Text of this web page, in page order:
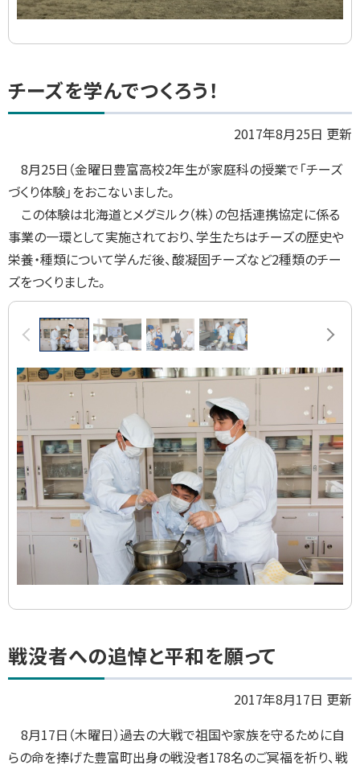
ト
ッ
る
チーズを学んでつくろう！
2017年8月25日 更新
8月25日（金曜日豊富高校2年生が家庭科の授業で「チーズ
づくり体験」をおこないました。
この体験は北海道とメグミルク（株）の包括連携協定に係る
事業の一環として実施されており、学生たちはチーズの歴史や
栄養・種類について学んだ後、酸凝固チーズなど2種類のチー
ズをつくりました。
画
ラ
ド
集
前へ 次へ
ト
ッ
る
戦没者への追悼と平和を願って
2017年8月17日 更新
8月17日（木曜日）過去の大戦で祖国や家族を守るために自
らの命を捧げた豊富町出身の戦没者178名のご冥福を祈り、戦